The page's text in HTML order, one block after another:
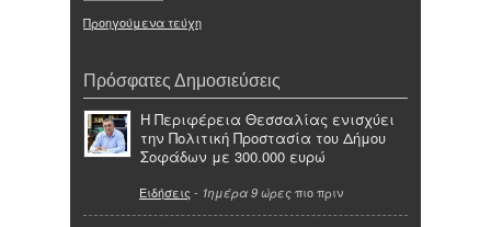
Προηγούμενα τεύχη
Πρόσφατες Δημοσιεύσεις
Η Περιφέρεια Θεσσαλίας ενισχύει
την Πολιτική Προστασία του Δήμου
Σοφάδων με 300.000 ευρώ
Ειδήσεις - 1ημέρα 9 ώρες πιο πριν